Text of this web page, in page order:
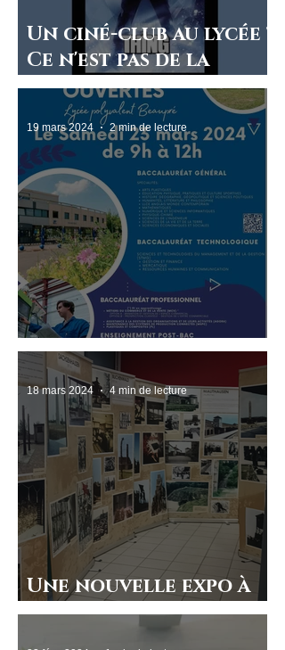
Un ciné-club au lycée ?
Ce n'est pas de la
science-fiction !
Portes ouvertes !
19 mars 2024 2 min de lecture
Une nouvelle expo à
voir au CDI
18 mars 2024 4 min de lecture